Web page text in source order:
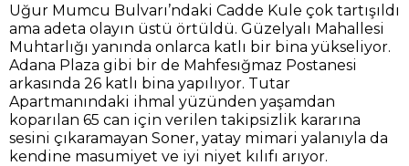
Uğur Mumcu Bulvarı’ndaki Cadde Kule çok tartışıldı
ama adeta olayın üstü örtüldü. Güzelyalı Mahallesi
Muhtarlığı yanında onlarca katlı bir bina yükseliyor.
Adana Plaza gibi bir de Mahfesığmaz Postanesi
arkasında 26 katlı bina yapılıyor. Tutar
Apartmanındaki ihmal yüzünden yaşamdan
koparılan 65 can için verilen takipsizlik kararına
sesini çıkaramayan Soner, yatay mimari yalanıyla da
kendine masumiyet ve iyi niyet kılıfı arıyor.